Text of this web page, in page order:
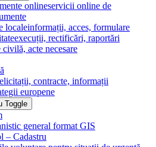
onlineservicii online de
localeinformații, acces, formulare
execuții, rectificări, raportări
civilă, acte necesare
licitații, contracte, informații
europene
Toggle
general format GIS
– Cadastru